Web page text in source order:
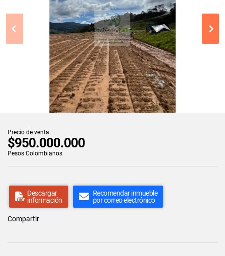
Precio de venta
$950.000.000
Pesos Colombianos
Descargar
información
Recomendar inmueble
por correo electrónico
Compartir